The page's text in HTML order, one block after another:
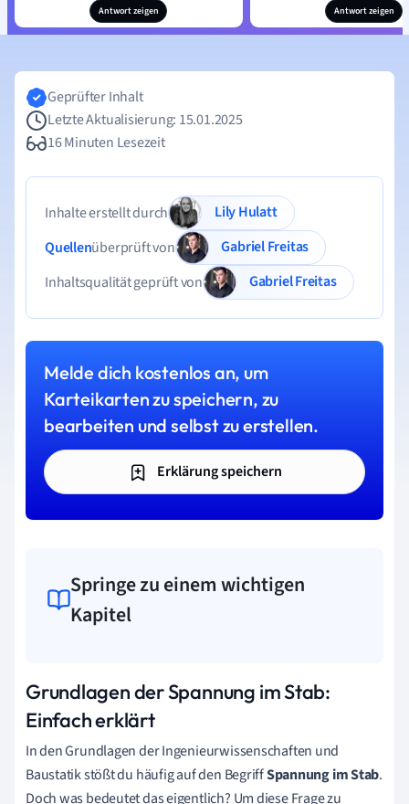
Antwort zeigen Antwort zeigen
Geprüfter Inhalt
Letzte Aktualisierung: 15.01.2025
16 Minuten Lesezeit
Inhalte erstellt durch
Lily Hulatt
Quellenüberprüft von
Gabriel Freitas
Inhaltsqualität geprüft von
Gabriel Freitas
Melde dich kostenlos an, um
Karteikarten zu speichern, zu
bearbeiten und selbst zu erstellen.
Erklärung speichern
Springe zu einem wichtigen
Kapitel
Grundlagen der Spannung im Stab:
Einfach erklärt
In den Grundlagen der Ingenieurwissenschaften und
Baustatik stößt du häufig auf den BegriffSpannung im Stab.
Doch was bedeutet das eigentlich? Um diese Frage zu